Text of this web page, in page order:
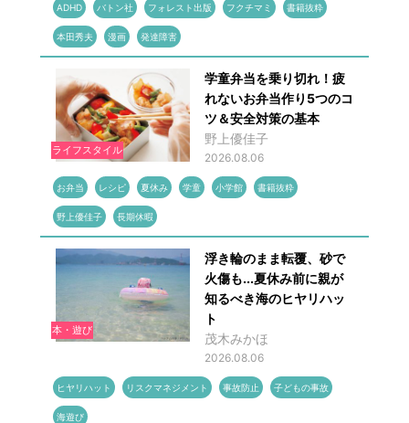
ADHD バトン社 フォレスト出版 フクチマミ 書籍抜粋
本田秀夫 漫画 発達障害
ライフスタイル
学童弁当を乗り切れ！疲
れないお弁当作り5つのコ
ツ＆安全対策の基本
野上優佳子
2026.08.06
お弁当 レシピ 夏休み 学童 小学館 書籍抜粋
野上優佳子 長期休暇
本・遊び
浮き輪のまま転覆、砂で
火傷も...夏休み前に親が
知るべき海のヒヤリハッ
ト
茂木みかほ
2026.08.06
ヒヤリハット リスクマネジメント 事故防止 子どもの事故
海遊び